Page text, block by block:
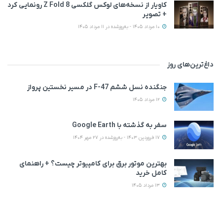
کاویار از نسخه‌های لوکس گلکسی Z Fold 8 رونمایی کرد
+ تصویر
داغ‌ترین‌های روز
جنگنده نسل ششم F-47 در مسیر نخستین پرواز
سفر به گذشته با Google Earth
بهترین موتور برق برای کامپیوتر چیست؟ + راهنمای
کامل خرید